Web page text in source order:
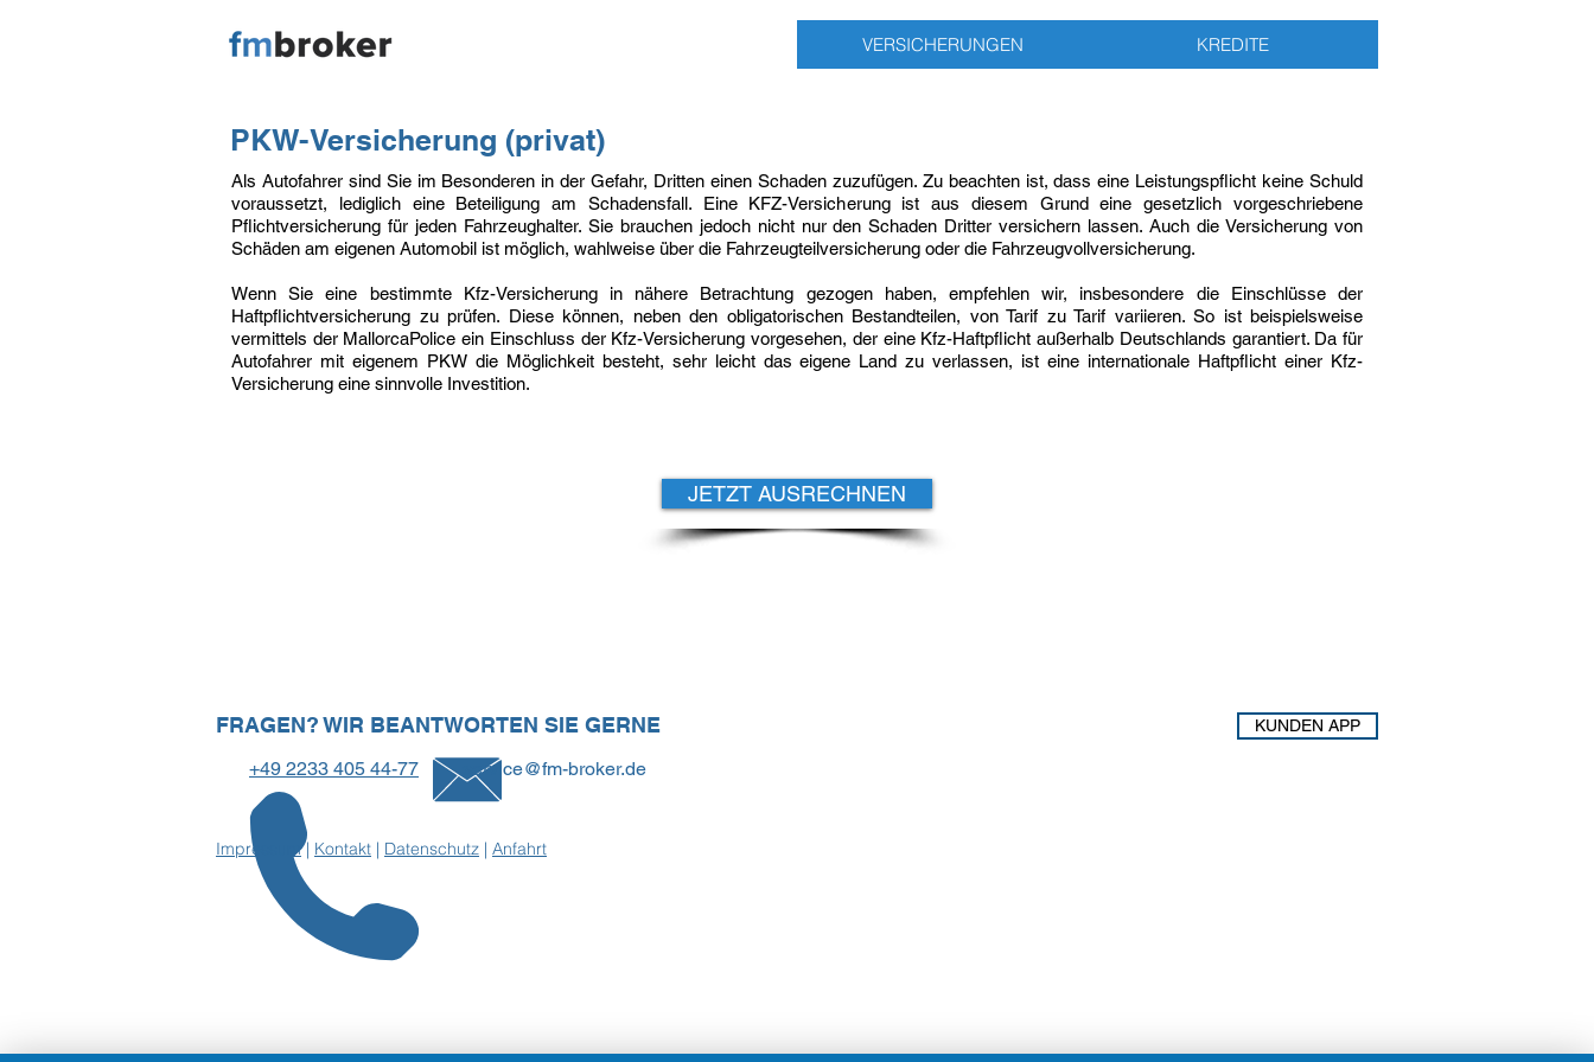
VERSICHERUNGEN KREDITE
PKW-Versicherung (privat)
Als Autofahrer sind Sie im Besonderen in der Gefahr, Dritten einen Schaden zuzufügen. Zu beachten ist, dass eine Leistungspflicht keine Schuld
voraussetzt, lediglich eine Beteiligung am Schadensfall. Eine KFZ-Versicherung ist aus diesem Grund eine gesetzlich vorgeschriebene
Pflichtversicherung für jeden Fahrzeughalter. Sie brauchen jedoch nicht nur den Schaden Dritter versichern lassen. Auch die Versicherung von
Schäden am eigenen Automobil ist möglich, wahlweise über die Fahrzeugteilversicherung oder die Fahrzeugvollversicherung.
Wenn Sie eine bestimmte Kfz-Versicherung in nähere Betrachtung gezogen haben, empfehlen wir, insbesondere die Einschlüsse der
Haftpflichtversicherung zu prüfen. Diese können, neben den obligatorischen Bestandteilen, von Tarif zu Tarif variieren. So ist beispielsweise
vermittels der MallorcaPolice ein Einschluss der Kfz-Versicherung vorgesehen, der eine Kfz-Haftpflicht außerhalb Deutschlands garantiert. Da für
Autofahrer mit eigenem PKW die Möglichkeit besteht, sehr leicht das eigene Land zu verlassen, ist eine internationale Haftpflicht einer Kfz-
Versicherung eine sinnvolle Investition.
JETZT AUSRECHNEN
FRAGEN? WIR BEANTWORTEN SIE GERNE
+49 2233 405 44-77 service@fm-broker.de
KUNDEN APP
Impressum| Kontakt | Datenschutz | Anfahrt